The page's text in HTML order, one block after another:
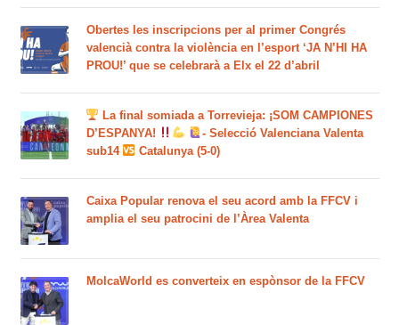
Obertes les inscripcions per al primer Congrés
valencià contra la violència en l’esport ‘JA N’HI HA
PROU!’ que se celebrarà a Elx el 22 d’abril
La final somiada a Torrevieja: ¡SOM CAMPIONES
D’ESPANYA!
- Selecció Valenciana Valenta
sub14
Catalunya (5-0)
Caixa Popular renova el seu acord amb la FFCV i
amplia el seu patrocini de l’Àrea Valenta
MolcaWorld es converteix en espònsor de la FFCV